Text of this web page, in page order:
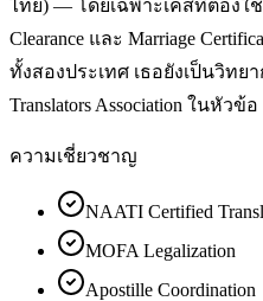
ไทย) — โดยเฉพาะเคสที่ต้องใช้
Clearance และ Marriage
ทั้งสองประเทศ เธอยังเป็นวิทย
Translators Association ในหัวข้อ
ความเชี่ยวชาญ
NAATI Certified
MOFA Legalization
Apostille Coordination